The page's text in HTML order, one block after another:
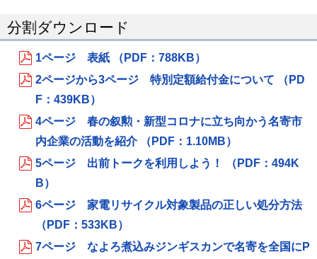
分割ダウンロード
1ページ 表紙 （PDF：788KB）
2ページから3ページ 特別定額給付金について （PD
F：439KB）
4ページ 春の叙勲・新型コロナに立ち向かう名寄市
内企業の活動を紹介 （PDF：1.10MB）
5ページ 出前トークを利用しよう！ （PDF：494K
B）
6ページ 家電リサイクル対象製品の正しい処分方法
（PDF：533KB）
7ページ なよろ煮込みジンギスカンで名寄を全国にP